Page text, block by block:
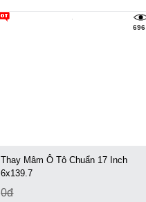
696
Thay Mâm Ô Tô Chuẩn 17 Inch
6x139.7
0đ